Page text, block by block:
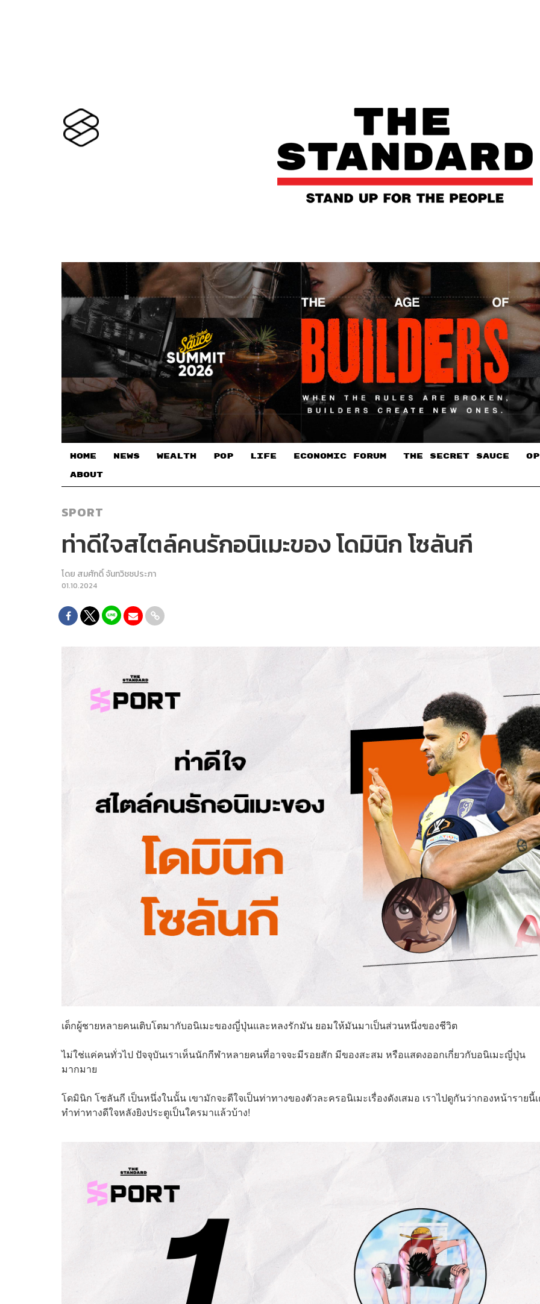
HOME NEWS WEALTH POP LIFE ECONOMIC FORUM THE SECRET SAUCE​
ABOUT
SPORT
ท่าดีใจสไตล์คนรักอนิเมะของ โดมินิก โซลันกี
โดย สมศักดิ์ จันทวิชชประภา
01.10.2024
เด็กผู้ชายหลายคนเติบโตมากับอนิเมะของญี่ปุ่นและหลงรักมัน ยอมให้มันมาเป็นส่วนหนึ่งของชีวิต
ไม่ใช่แค่คนทั่วไป ปัจจุบันเราเห็นนักกีฬาหลายคนที่อาจจะมีรอยสัก มีของสะสม หรือแสดงออกเกี่ยวกับอนิเมะญี่ปุ่น
มากมาย
โดมินิก โซลันกี เป็นหนึ่งในนั้น เขามักจะดีใจเป็นท่าทางของตัวละครอนิเมะเรื่องดังเสมอ เราไปดูกันว่ากองหน้ารายนี้
ทำท่าทางดีใจหลังยิงประตูเป็นใครมาแล้วบ้าง!